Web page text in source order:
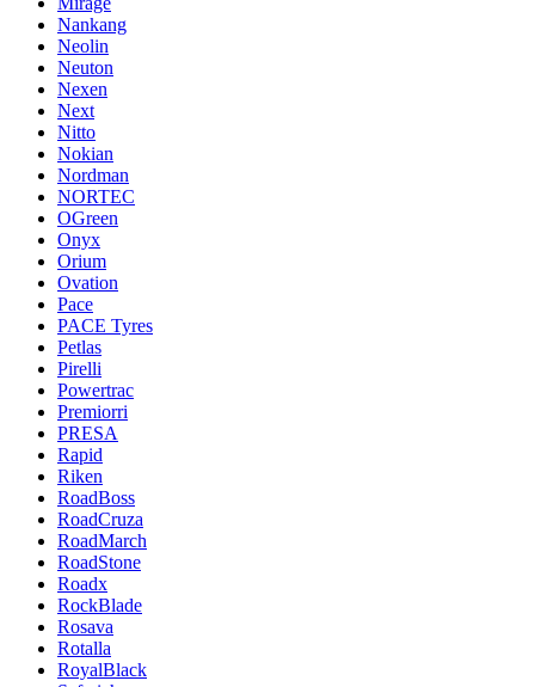
Nankang
Neolin
Neuton
Nexen
Next
Nitto
Nokian
Nordman
NORTEC
OGreen
Onyx
Orium
Ovation
Pace
PACE Tyres
Petlas
Pirelli
Powertrac
Premiorri
PRESA
Rapid
Riken
RoadBoss
RoadCruza
RoadMarch
RoadStone
Roadx
RockBlade
Rosava
Rotalla
RoyalBlack